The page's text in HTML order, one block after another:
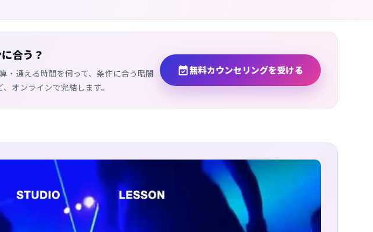
合う？
・通える時間を伺って、条件に合う暗闇
オンラインで完結します。
無料カウンセリングを受ける